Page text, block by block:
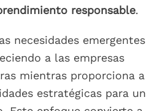
responsable.
necesidades emergentes
a las empresas
mientras proporciona a
estratégicas para un